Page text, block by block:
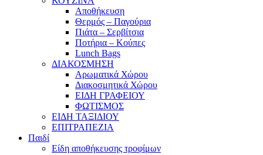
Αποθήκευση
Θερμός – Παγούρια
Πιάτα – Σερβίτσια
Ποτήρια – Κούπες
Lunch Bags
ΔΙΑΚΟΣΜΗΣΗ
Αρωματικά Χώρου
Διακοσμητικά Χώρου
ΕΙΔΗ ΓΡΑΦΕΙΟΥ
ΦΩΤΙΣΜΟΣ
ΕΙΔΗ ΤΑΞΙΔΙΟΥ
ΕΠΙΤΡΑΠΕΖΙΑ
Παιδί
Είδη αποθήκευσης τροφίμων